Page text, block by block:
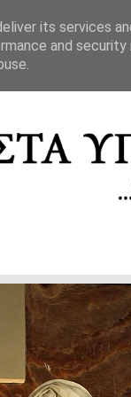
...ΕΙΜΑΙ
its services
and